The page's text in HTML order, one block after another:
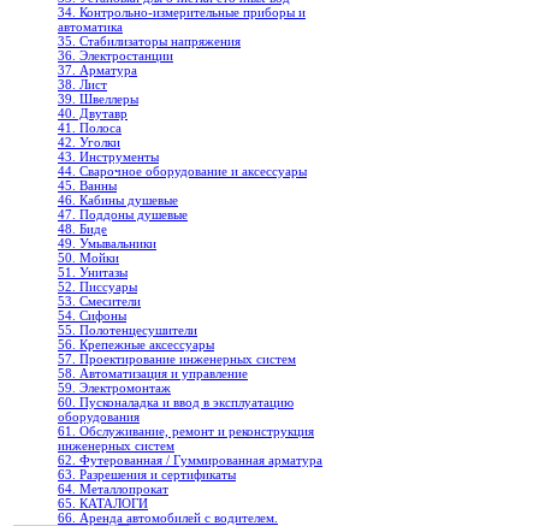
34. Контрольно-измерительные приборы и
автоматика
35. Стабилизаторы напряжения
36. Электростанции
37. Арматура
38. Лист
39. Швеллеры
40. Двутавр
41. Полоса
42. Уголки
43. Инструменты
44. Сварочное оборудование и аксессуары
45. Ванны
46. Кабины душевые
47. Поддоны душевые
48. Биде
49. Умывальники
50. Мойки
51. Унитазы
52. Писсуары
53. Смесители
54. Сифоны
55. Полотенцесушители
56. Крепежные аксессуары
57. Проектирование инженерных систем
58. Автоматизация и управление
59. Электромонтаж
60. Пусконаладка и ввод в эксплуатацию
оборудования
61. Обслуживание, ремонт и реконструкция
инженерных систем
62. Футерованная / Гуммированная арматура
63. Разрешения и сертификаты
64. Металлопрокат
65. КАТАЛОГИ
66. Аренда автомобилей с водителем.